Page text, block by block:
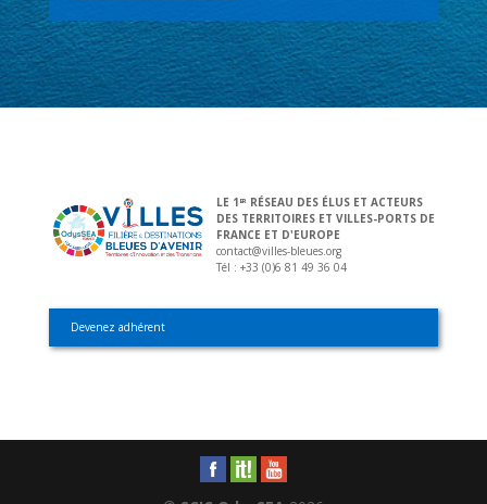
LE 1 ER
RÉSEAU DES ÉLUS ET ACTEURS
DES TERRITOIRES ET VILLES-PORTS DE
FRANCE ET D'EUROPE
contact@villes-bleues.org
Tél : +33 (0)6 81 49 36 04
Devenez adhérent